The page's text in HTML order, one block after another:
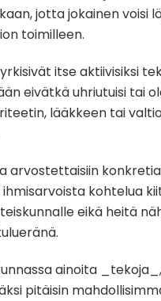
jotta jokainen voisi
toimilleen.
itse aktiivisiksi
eivätkä uhriutuisi tai
lääkkeen tai
arvostettaisiin
kohtelua
eikä heitä
ainoita
pitäisin